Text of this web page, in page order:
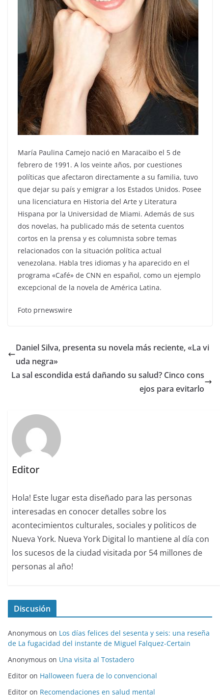
María Paulina Camejo nació en Maracaibo el 5 de
febrero de 1991. A los veinte años, por cuestiones
políticas que afectaron directamente a su familia, tuvo
que dejar su país y emigrar a los Estados Unidos. Posee
una licenciatura en Historia del Arte y Literatura
Hispana por la Universidad de Miami. Además de sus
dos novelas, ha publicado más de setenta cuentos
cortos en la prensa y es columnista sobre temas
relacionados con la situación política actual
venezolana. Habla tres idiomas y ha aparecido en el
programa «Café» de CNN en español, como un ejemplo
excepcional de la novela de América Latina.
Foto prnewswire
Daniel Silva, presenta su novela más reciente, «La vi
uda negra»
La sal escondida está dañando su salud? Cinco cons
ejos para evitarlo
Editor
Hola! Este lugar esta diseñado para las personas
interesadas en conocer detalles sobre los
acontecimientos culturales, sociales y politicos de
Nueva York. Nueva York Digital lo mantiene al día con
los sucesos de la ciudad visitada por 54 millones de
personas al año!
Discusión
Anonymous on Los días felices del sesenta y seis: una reseña
de La fugacidad del instante de Miguel Falquez-Certain
Anonymous on Una visita al Tostadero
Editor on Halloween fuera de lo convencional
Editor on Recomendaciones en salud mental